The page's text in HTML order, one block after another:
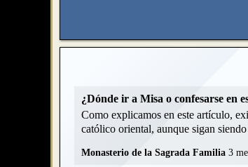
¿Dónde ir a Misa o confesarse en
Como explicamos en este artículo,
católico oriental, aunque sigan
Monasterio de la Sagrada Familia 3